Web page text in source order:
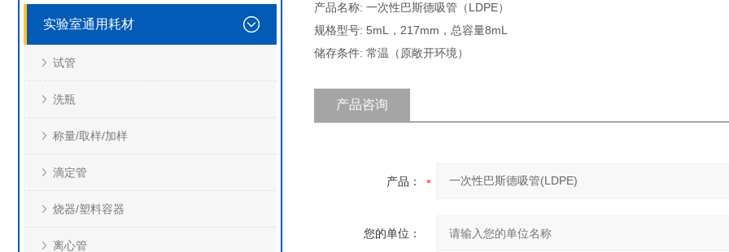
实验室通用耗材
试管
洗瓶
称量/取样/加样
滴定管
烧器/塑料容器
离心管
产品名称: 一次性巴斯德吸管（LDPE）
规格型号: 5mL，217mm，总容量8mL
储存条件: 常温（原敞开环境）
产品咨询
产品：
您的单位：